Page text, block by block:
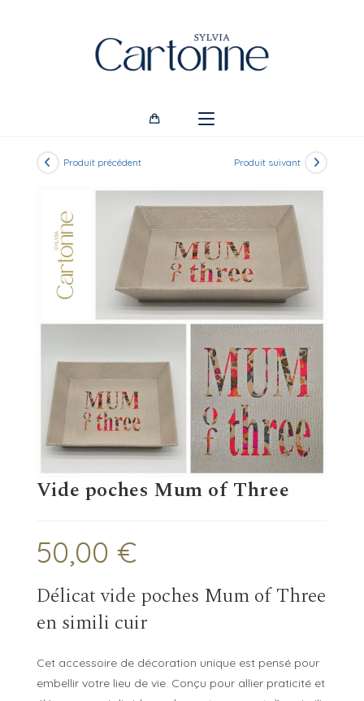
Produit précédent Produit suivant
Vide poches Mum of Three
50,00 €
Délicat vide poches Mum of Three
en simili cuir
Cet accessoire de décoration unique est pensé pour
embellir votre lieu de vie. Conçu pour allier praticité et